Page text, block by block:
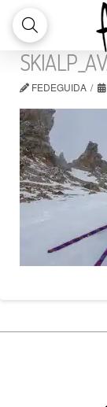
FEDEGUIDA